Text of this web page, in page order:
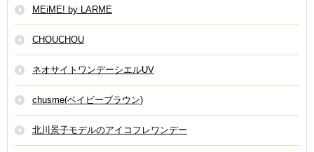
MEiME! by LARME
CHOUCHOU
ネオサイトワンデーシエルUV
chusme(ベイビーブラウン)
北川景子モデルのアイコフレワンデー